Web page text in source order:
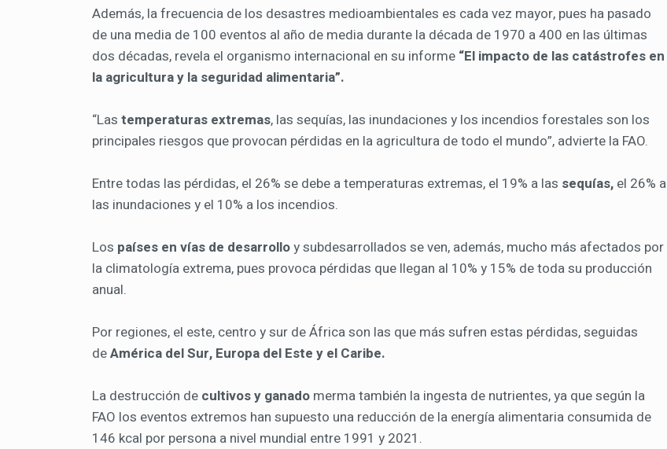
Además, la frecuencia de los desastres medioambientales es cada vez mayor, pues ha pasado
de una media de 100 eventos al año de media durante la década de 1970 a 400 en las últimas
dos décadas, revela el organismo internacional en su informe “El impacto de las catástrofes en
la agricultura y la seguridad alimentaria”.
“Las temperaturas extremas, las sequías, las inundaciones y los incendios forestales son los
principales riesgos que provocan pérdidas en la agricultura de todo el mundo”, advierte la FAO.
Entre todas las pérdidas, el 26% se debe a temperaturas extremas, el 19% a las sequías, el 26% a
las inundaciones y el 10% a los incendios.
Los países en vías de desarrolloy subdesarrollados se ven, además, mucho más afectados por
la climatología extrema, pues provoca pérdidas que llegan al 10% y 15% de toda su producción
anual.
Por regiones, el este, centro y sur de África son las que más sufren estas pérdidas, seguidas
deAmérica del Sur, Europa del Este y el Caribe.
La destrucción de cultivos y ganado merma también la ingesta de nutrientes, ya que según la
FAO los eventos extremos han supuesto una reducción de la energía alimentaria consumida de
146 kcal por persona a nivel mundial entre 1991 y 2021.